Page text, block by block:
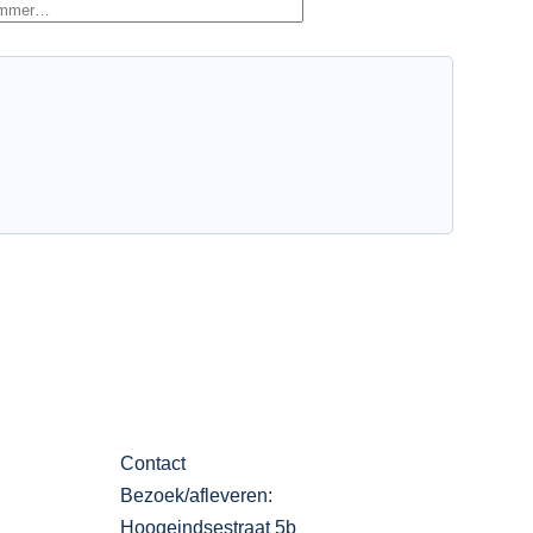
Contact
Bezoek/afleveren:
Hoogeindsestraat 5b